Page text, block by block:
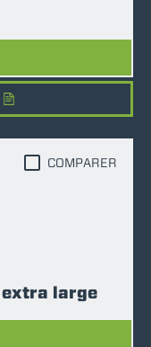
large
COMPARER